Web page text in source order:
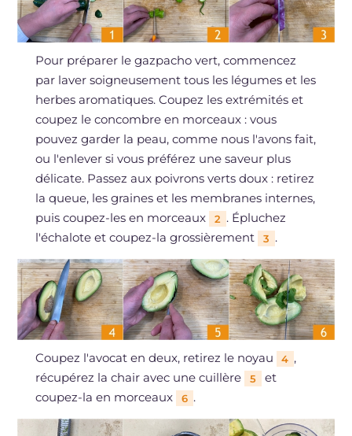
Pour préparer le gazpacho vert, commencez
par laver soigneusement tous les légumes et les
herbes aromatiques. Coupez les extrémités et
coupez le concombre en morceaux : vous
pouvez garder la peau, comme nous l'avons fait,
ou l'enlever si vous préférez une saveur plus
délicate. Passez aux poivrons verts doux : retirez
la queue, les graines et les membranes internes,
puis coupez-les en morceaux
2 . Épluchez
l'échalote et coupez-la grossièrement
3 .
Coupez l'avocat en deux, retirez le noyau 4 ,
récupérez la chair avec une cuillère
5
et
coupez-la en morceaux
6 .